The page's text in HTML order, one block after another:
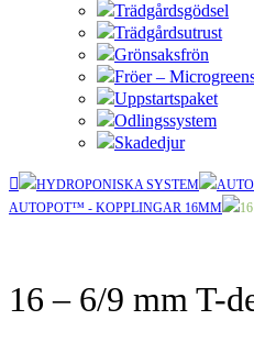
Trädgårdsgödsel
Trädgårdsutrust
Grönsaksfrön
Fröer –
Uppstartspaket
Odlingssystem
Skadedjur
HYDROPONISKA SYSTEM
AUTOPOT™ - KOPPLINGAR 16MM
16 – 6/9 mm T-